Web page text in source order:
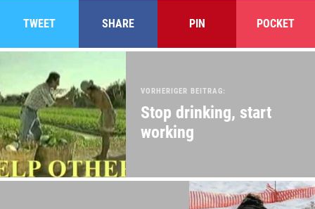
TWEET SHARE PIN POCKET
VORHERIGER BEITRAG:
Stop drinking, start
working